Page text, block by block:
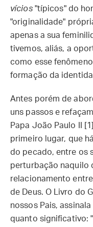
vícios"típicos" do
"originalidade"
apenas a sua
tivemos, aliás, a
como esse
formação da
Antes porém de
uns passos e
Papa João Paulo II
primeiro lugar, que
do pecado, entre os
perturbação naquilo
relacionamento
de Deus. O Livro do
nossos Pais,
quanto significativo: